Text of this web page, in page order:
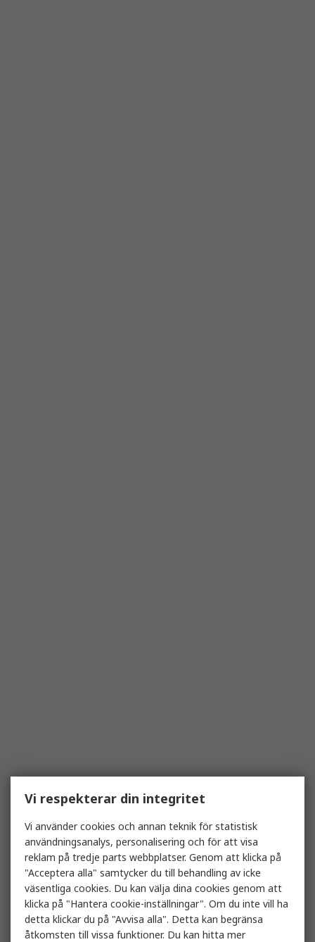
Vi respekterar din integritet
Vi använder cookies och annan teknik för statistisk
användningsanalys, personalisering och för att visa
reklam på tredje parts webbplatser. Genom att klicka på
"Acceptera alla" samtycker du till behandling av icke
väsentliga cookies. Du kan välja dina cookies genom att
klicka på "Hantera cookie-inställningar". Om du inte vill ha
detta klickar du på "Avvisa alla". Detta kan begränsa
åtkomsten till vissa funktioner. Du kan hitta mer